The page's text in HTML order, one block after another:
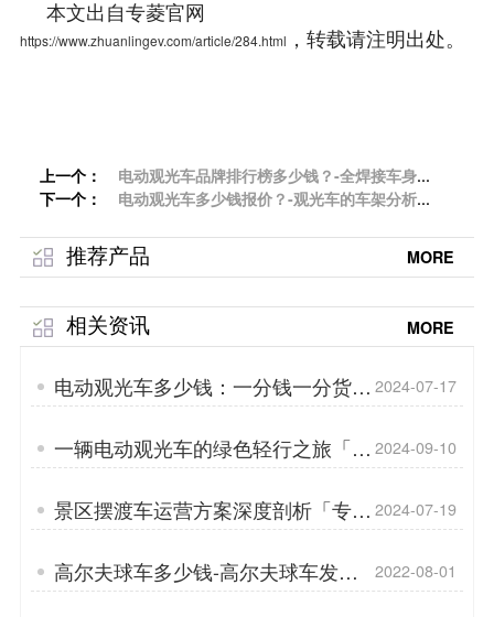
本文出自专菱官网
https://www.zhuanlingev.com/article/284.html ，转载请注明出处。
上一个：
电动观光车品牌排行榜多少钱？-全焊接车身的
优势「专菱」
下一个：
电动观光车多少钱报价？-观光车的车架分析
推荐产品 MORE
相关资讯 MORE
电动观光车多少钱：一分钱一分货！
「专菱」
2024-07-17
一辆电动观光车的绿色轻行之旅「专
菱」
2024-09-10
景区摆渡车运营方案深度剖析「专
菱」
2024-07-19
高尔夫球车多少钱-高尔夫球车发展
越来越好「专菱」
2022-08-01